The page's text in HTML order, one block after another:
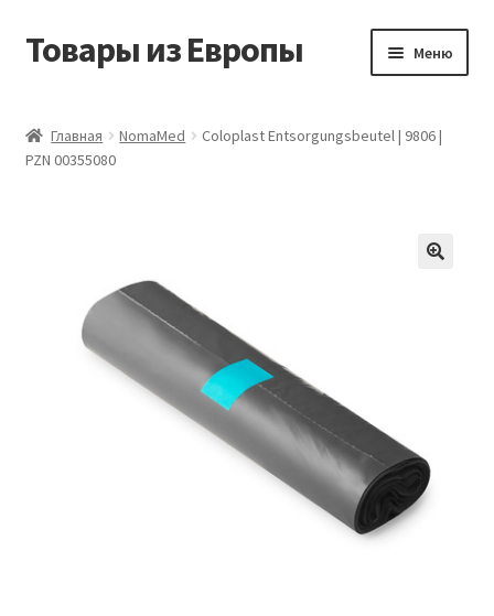
Перейти
Перейти
Товары из Европы Меню
Виды доставки
Корзина
Главная NomaMed
Coloplast Entsorgungsbeutel | 9806 |
PZN 00355080